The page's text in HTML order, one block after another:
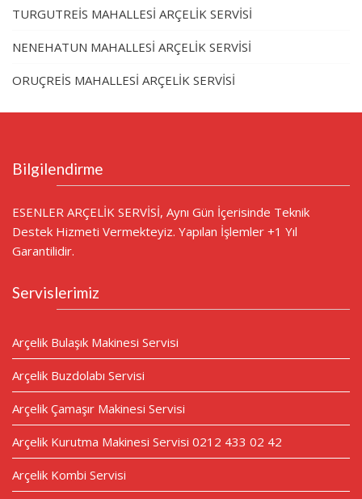
TURGUTREİS MAHALLESİ ARÇELİK SERVİSİ
NENEHATUN MAHALLESİ ARÇELİK SERVİSİ
ORUÇREİS MAHALLESİ ARÇELİK SERVİSİ
Bilgilendirme
ESENLER ARÇELİK SERVİSİ, Aynı Gün İçerisinde Teknik
Destek Hizmeti Vermekteyiz. Yapılan İşlemler +1 Yıl
Garantilidir.
Servislerimiz
Arçelik Bulaşık Makinesi Servisi
Arçelik Buzdolabı Servisi
Arçelik Çamaşır Makinesi Servisi
Arçelik Kurutma Makinesi Servisi 0212 433 02 42
Arçelik Kombi Servisi